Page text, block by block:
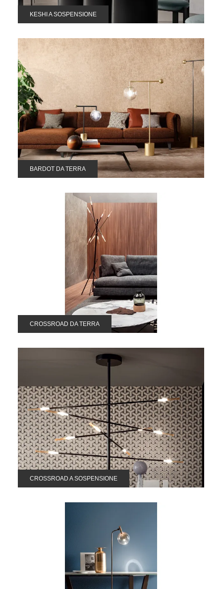
KESHI A SOSPENSIONE
BARDOT DA TERRA
CROSSROAD DA TERRA
CROSSROAD A SOSPENSIONE